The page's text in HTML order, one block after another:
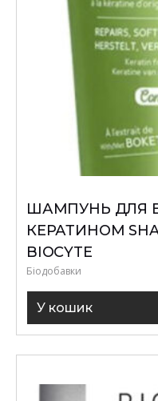
ШАМПУНЬ ДЛЯ
КЕРАТИНОМ
BIOCYTE
Біодобавки
У кошик